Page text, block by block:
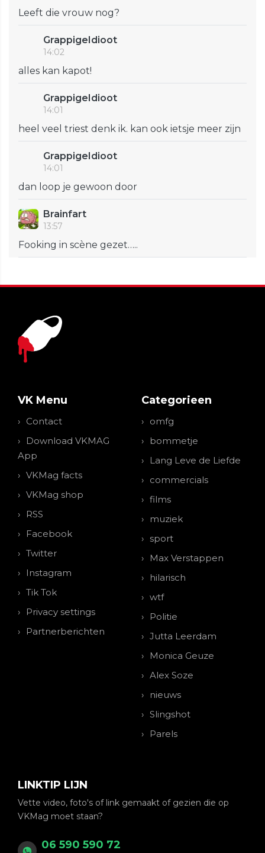
Leeft die vrouw nog?
GrappigeIdioot
14:02
alles kan kapot!
GrappigeIdioot
14:01
heel veel triest denk ik. kan ook ietsje meer zijn
GrappigeIdioot
14:01
dan loop je gewoon door
Brainfart
13:57
Fooking in scène gezet…..
VK Menu
Contact
Download VKMAG
App
VKMag facts
VKMag shop
RSS
Facebook
Twitter
Instagram
Tik Tok
Privacy settings
Partnerberichten
Categorieen
omfg
bommetje
Lang Leve de Liefde
commercials
films
muziek
sport
Max Verstappen
hilarisch
wtf
Politie
Jutta Leerdam
Monica Geuze
Alex Soze
nieuws
Slingshot
Parels
LINKTIP LIJN
Vette video, foto's of link gemaakt of gezien die op
VKMag moet staan?
06 590 590 72